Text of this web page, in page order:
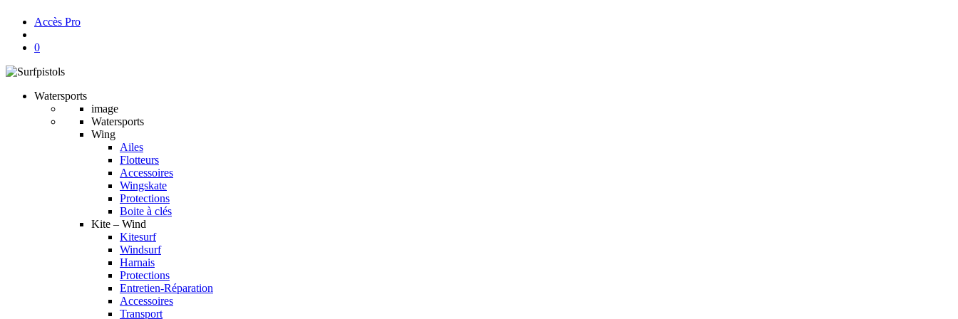
Accès Pro
0
Watersports
image
Watersports
Wing
Ailes
Flotteurs
Accessoires
Wingskate
Protections
Boite à clés
Kite – Wind
Kitesurf
Windsurf
Harnais
Protections
Entretien-Réparation
Accessoires
Transport